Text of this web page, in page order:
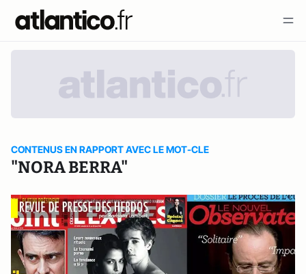
CONTENUS EN RAPPORT AVEC LE MOT-CLE
"NORA BERRA"